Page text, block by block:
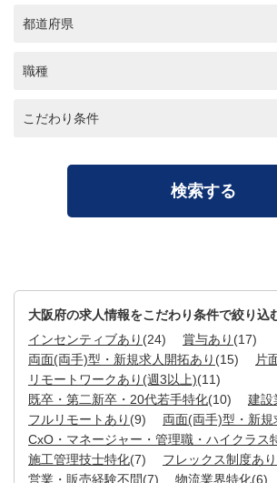
都道府県
職種
こだわり条件
大阪府の求人情報をこだわり条件で絞り込
インセンティブあり (24) 賞与あり (17)
両面(両手)型・新規求人開拓あり (15) 片
リモートワークあり(週3以上)(11)
既卒・第二新卒・20代若手特化(10) 建設
フルリモートあり (9) 両面(両手)型・新規
CxO・マネージャー・管理職・ハイクラス
施工管理技士特化(7) フレックス制度あり
営業・販売経験不問(7) 物流業界特化(6)